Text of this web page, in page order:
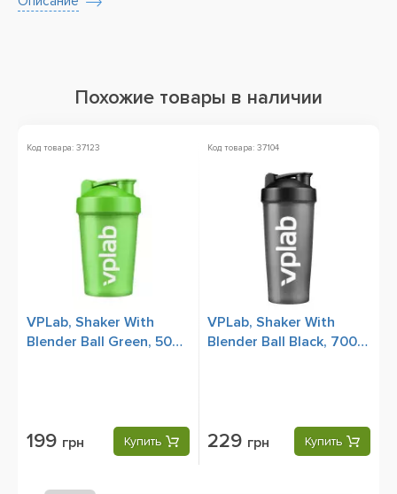
Похожие товары в наличии
Код товара: 37123
VPLab, Shaker With
Blender Ball Green, 500
199 грн Купить
Код товара: 37104
VPLab, Shaker With
Blender Ball Black, 700
229 грн Купить